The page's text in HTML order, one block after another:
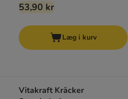
53,90 kr
Læg i kurv
Vitakraft Kräcker